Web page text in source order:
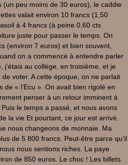
peu moins de 30 euros), le caddie
valait environ 10 francs (1,50
à 4 francs (à peine 0,60 cts
juste pour passer le temps. On
(environ 7 euros) et bien souvent,
on a commencé à entendre parler
j’étais au collège, en troisième, et je
voter. A cette époque, on ne parlait
de « l’Ecu ». On avait bien rigolé en
penser à un retour imminent à
le temps a passé, et nous avons
la vie Et pourtant, ce jour est arrivé.
nous changeons de monnaie. Ma
de 5 800 francs. Peut-être parce qu’il
nous sentions riches. La paye
de 850 euros. Le choc ! Les billets